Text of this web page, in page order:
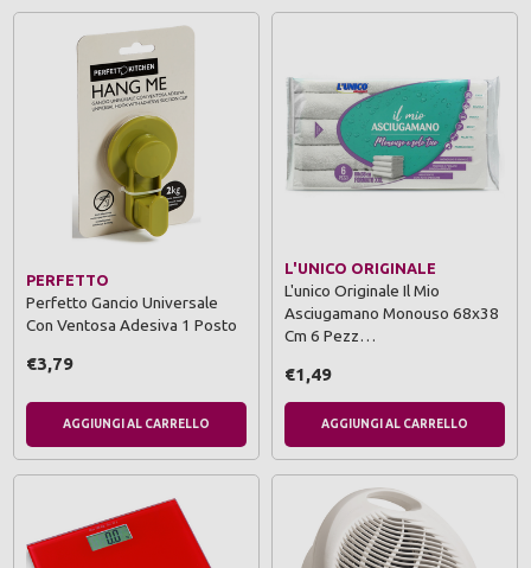
PERFETTO
Perfetto Gancio Universale
Con Ventosa Adesiva 1 Posto
€3,79
AGGIUNGI AL CARRELLO
L'UNICO ORIGINALE
L'unico Originale Il Mio
Asciugamano Monouso 68x38
Cm 6 Pezz…
€1,49
AGGIUNGI AL CARRELLO